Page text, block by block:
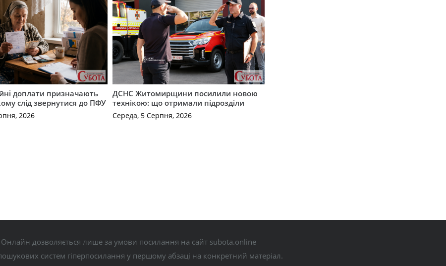
доплати призначають
слід звернутися до ПФУ
2026
ДСНС Житомирщини посилили новою
технікою: що отримали підрозділи
Середа, 5 Серпня, 2026
дозволяється лише за умови посилання на сайт subota.online
систем гіперпосилання у першому абзаці на конкретний матеріал.